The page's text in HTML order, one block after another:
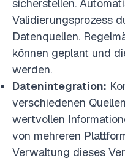
sicherstellen.
Validierungsprozess
Datenquellen.
können geplant und
werden.
Datenintegration:
verschiedenen
wertvollen
von mehreren
Verwaltung dieses